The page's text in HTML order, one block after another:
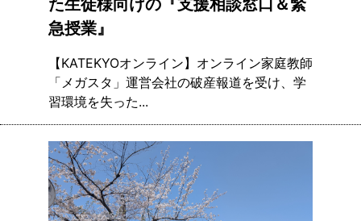
た生徒様向けの『支援相談窓口＆緊
急授業』
【KATEKYOオンライン】オンライン家庭教師
「メガスタ」運営会社の破産報道を受け、学
習環境を失った...